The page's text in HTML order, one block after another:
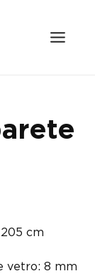
cm
vetro: 8 mm